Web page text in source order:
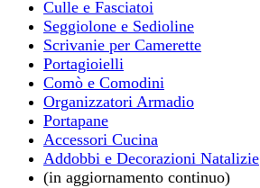
Culle e Fasciatoi
Seggiolone e Sedioline
Scrivanie per Camerette
Portagioielli
Comò e Comodini
Organizzatori Armadio
Portapane
Accessori Cucina
Addobbi e Decorazioni Natalizie
(in aggiornamento continuo)